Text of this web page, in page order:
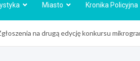
Miasto Kronika Policyjna
na drugą edycję konkursu